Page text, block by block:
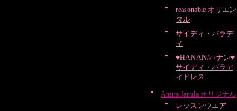
reasonable オリエン
タル
サイディ・バラデ
ィ
♥HANAN/ハナン♥
サイディ・バラデ
ィドレス
Amira Jamila オリジナル
レッスンウエア